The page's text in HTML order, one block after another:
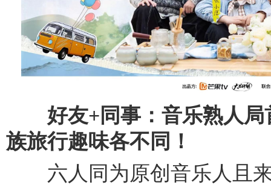
好友+同事：音乐熟人
族旅行趣味各不同！
六人同为原创音乐人且来